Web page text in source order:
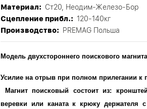
Материал: Ст20, Неодим-Железо-Бор
Сцепление прибл.: 120-140кг
Производство:
PREMAG Польша
Модель двухстороннего поискового
Усилие на отрыв при полном прилегании к
Магнит поисковый состоит из:
веревки или каната к крюку держателя